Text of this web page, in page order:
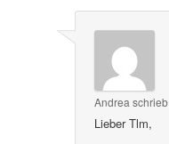
Andrea schrieb
Lieber Tlm,